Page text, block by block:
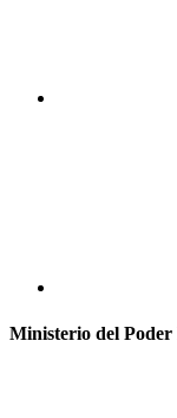
Ministerio del Poder